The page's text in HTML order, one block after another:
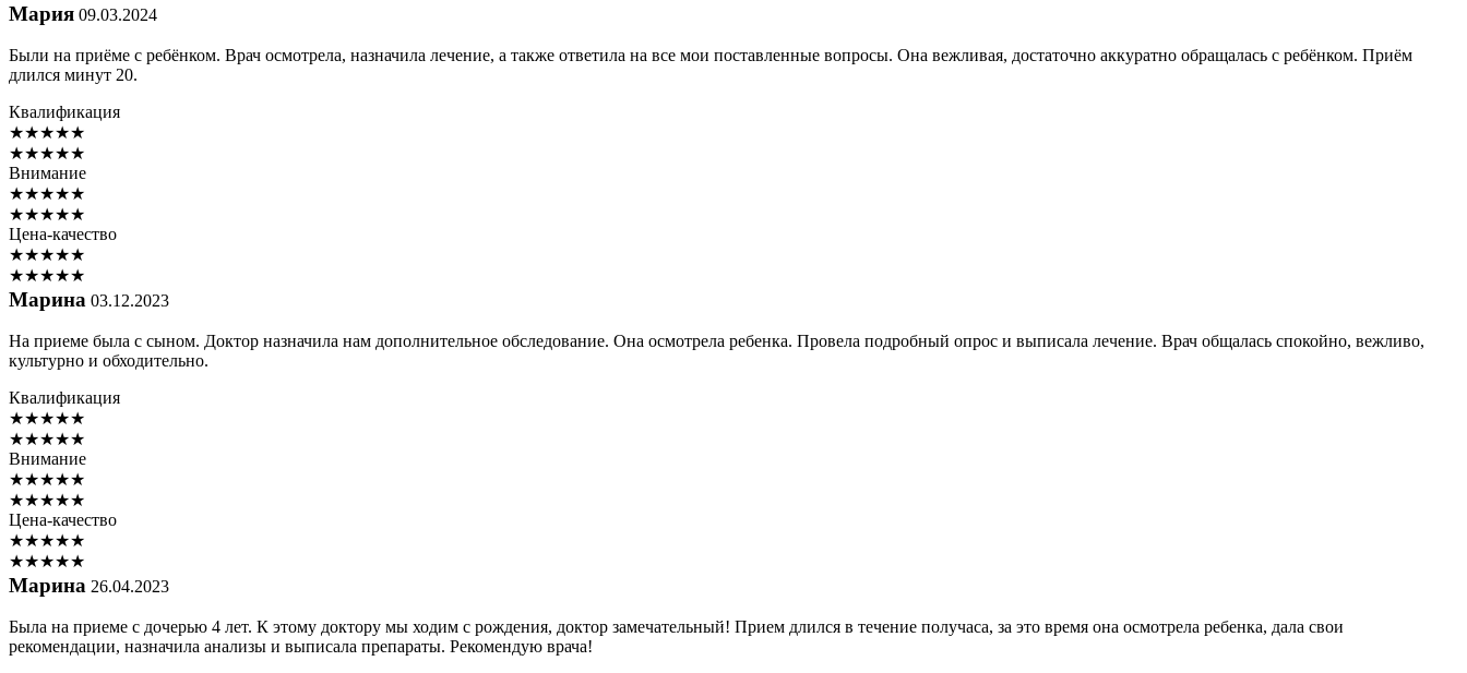
Мария 09.03.2024
Были на приёме с ребёнком. Врач осмотрела, назначила лечение, а также ответила на все мои поставленные вопросы. Она вежливая, достаточно аккуратно обращалась с ребёнком. Приём
длился минут 20.
Квалификация
★★★★★
★★★★★
Внимание
★★★★★
★★★★★
Цена-качество
★★★★★
★★★★★
Марина 03.12.2023
На приеме была с сыном. Доктор назначила нам дополнительное обследование. Она осмотрела ребенка. Провела подробный опрос и выписала лечение. Врач общалась спокойно, вежливо,
культурно и обходительно.
Квалификация
★★★★★
★★★★★
Внимание
★★★★★
★★★★★
Цена-качество
★★★★★
★★★★★
Марина 26.04.2023
Была на приеме с дочерью 4 лет. К этому доктору мы ходим с рождения, доктор замечательный! Прием длился в течение получаса, за это время она осмотрела ребенка, дала свои
рекомендации, назначила анализы и выписала препараты. Рекомендую врача!